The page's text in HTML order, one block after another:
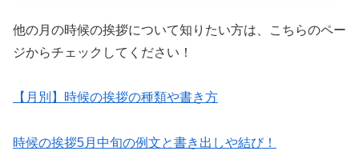
他の月の時候の挨拶について知りたい方は、こちらのペー
ジからチェックしてください！
【月別】時候の挨拶の種類や書き方
時候の挨拶5月中旬の例文と書き出しや結び！